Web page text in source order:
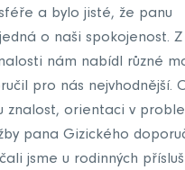
a bylo jisté, že panu
o naši spokojenost. Z
nám nabídl různé
pro nás nejvhodnější.
znalost, orientaci v
pana Gizického
jsme u rodinných